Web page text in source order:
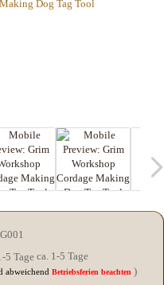
ca. 1-5 Tage
abweichendBetriebsferien beachten )